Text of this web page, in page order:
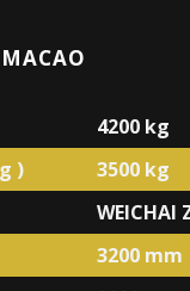
4200 kg
)
3500 kg
WEICHAI
3200 mm